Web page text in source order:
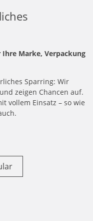
Marke, Verpackung
Sparring: Wir
zeigen Chancen auf.
vollem Einsatz – so wie